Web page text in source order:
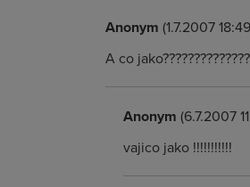
Anonym (1.7.2007
A co
Anonym (6.7.2007
vajico jako !!!!!!!!!!!